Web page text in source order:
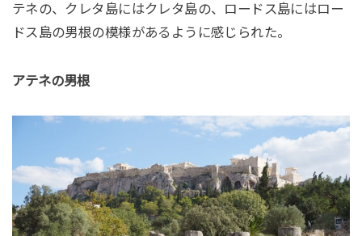
テネの、クレタ島にはクレタ島の、ロードス島にはロー
ドス島の男根の模様があるように感じられた。
アテネの男根